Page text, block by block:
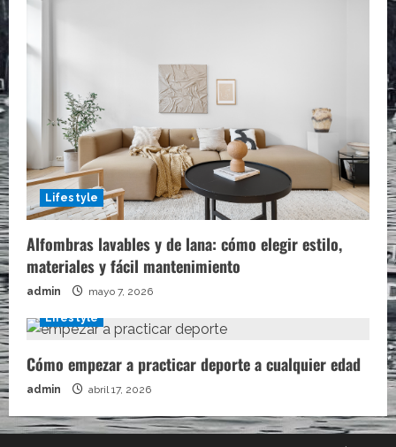
Lifestyle
Alfombras lavables y de lana: cómo elegir estilo,
materiales y fácil mantenimiento
admin mayo 7, 2026
Lifestyle
Cómo empezar a practicar deporte a cualquier edad
admin abril 17, 2026